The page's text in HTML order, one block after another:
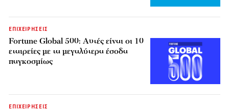
ΕΠΙΧΕΙΡΗΣΕΙΣ
Fortune Global 500: Αυτές είναι οι 10
εταιρείες με τα μεγαλύτερα έσοδα
παγκοσμίως
ΕΠΙΧΕΙΡΗΣΕΙΣ